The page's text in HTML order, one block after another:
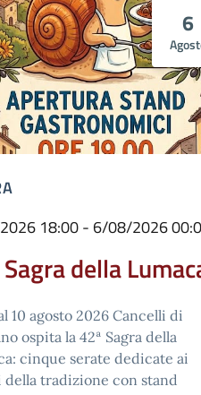
6
18:00 - 6/08/2026
della
10 agosto 2026 Cancelli di
ospita la 42ª Sagra della
cinque serate dedicate ai
della tradizione con stand